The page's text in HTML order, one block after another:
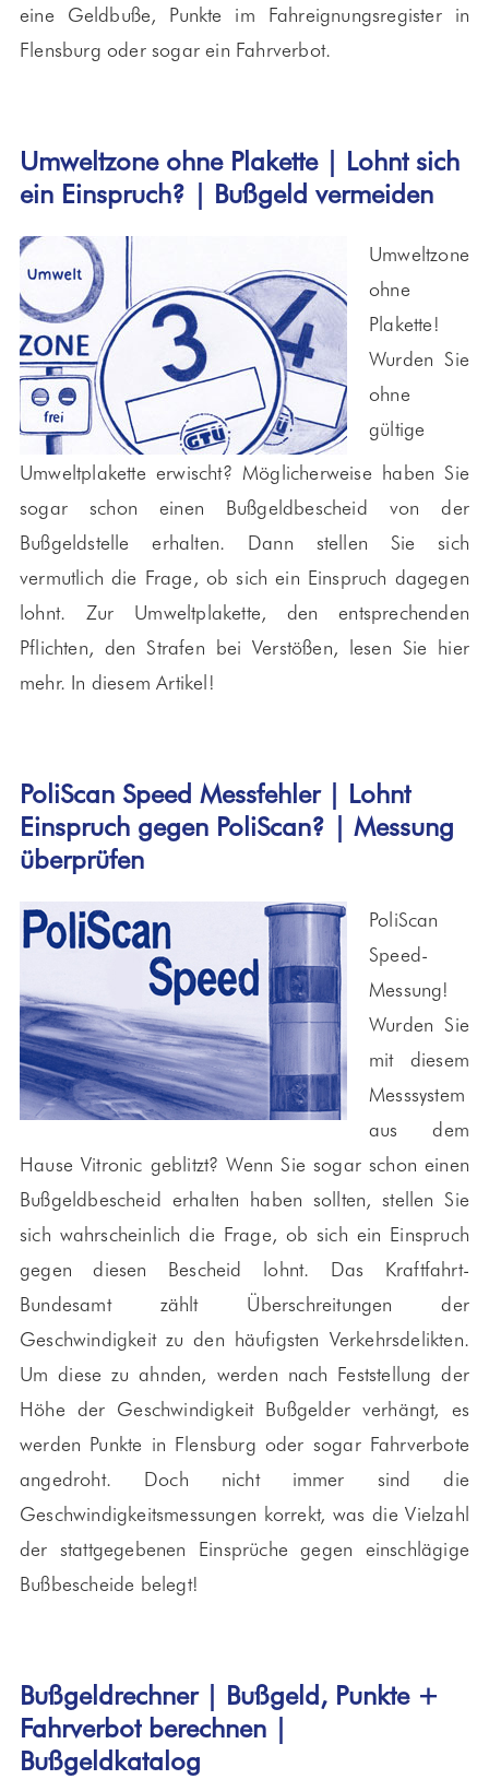
eine Geldbuße, Punkte im Fahreignungsregister in
Flensburg oder sogar ein Fahrverbot.
Umweltzone ohne Plakette | Lohnt sich
ein Einspruch? | Bußgeld vermeiden
Umweltzone
ohne
Plakette!
Wurden Sie
ohne
gültige
Umweltplakette erwischt? Möglicherweise haben Sie
sogar schon einen Bußgeldbescheid von der
Bußgeldstelle erhalten. Dann stellen Sie sich
vermutlich die Frage, ob sich ein Einspruch dagegen
lohnt. Zur Umweltplakette, den entsprechenden
Pflichten, den Strafen bei Verstößen, lesen Sie hier
mehr. In diesem Artikel!
PoliScan Speed Messfehler | Lohnt
Einspruch gegen PoliScan? | Messung
überprüfen
PoliScan
Speed-
Messung!
Wurden Sie
mit diesem
Messsystem
aus dem
Hause Vitronic geblitzt? Wenn Sie sogar schon einen
Bußgeldbescheid erhalten haben sollten, stellen Sie
sich wahrscheinlich die Frage, ob sich ein Einspruch
gegen diesen Bescheid lohnt. Das Kraftfahrt-
Bundesamt zählt Überschreitungen der
Geschwindigkeit zu den häufigsten Verkehrsdelikten.
Um diese zu ahnden, werden nach Feststellung der
Höhe der Geschwindigkeit Bußgelder verhängt, es
werden Punkte in Flensburg oder sogar Fahrverbote
angedroht. Doch nicht immer sind die
Geschwindigkeitsmessungen korrekt, was die Vielzahl
der stattgegebenen Einsprüche gegen einschlägige
Bußbescheide belegt!
Bußgeldrechner | Bußgeld, Punkte +
Fahrverbot berechnen |
Bußgeldkatalog